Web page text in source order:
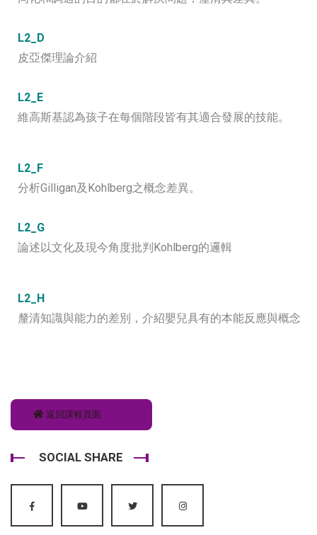
L2_D
皮亞傑理論介紹
L2_E
維高斯基認為孩子在每個階段皆有其適合發展的技能。
L2_F
分析Gilligan及Kohlberg之概念差異。
L2_G
論述以文化及現今角度批判Kohlberg的邏輯
L2_H
釐清知識與能力的差別，介紹嬰兒具有的本能反應與概念
返回課程頁面
SOCIAL SHARE